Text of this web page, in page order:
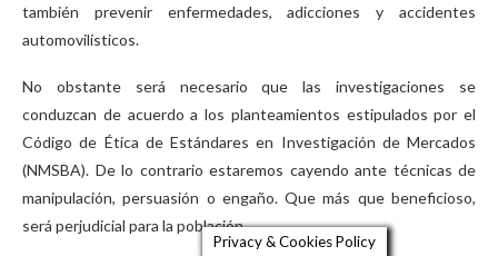
también prevenir enfermedades, adicciones y accidentes
automovilísticos.
No obstante será necesario que las investigaciones se
conduzcan de acuerdo a los planteamientos estipulados por el
Código de Ética de Estándares en Investigación de Mercados
(NMSBA). De lo contrario estaremos cayendo ante técnicas de
manipulación, persuasión o engaño. Que más que beneficioso,
será perjudicial para la población.
Privacy & Cookies Policy